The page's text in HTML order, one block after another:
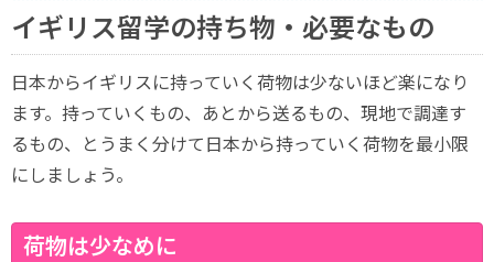
イギリス留学の持ち物・必要なもの
日本からイギリスに持っていく荷物は少ないほど楽になり
ます。持っていくもの、あとから送るもの、現地で調達す
るもの、とうまく分けて日本から持っていく荷物を最小限
にしましょう。
荷物は少なめに